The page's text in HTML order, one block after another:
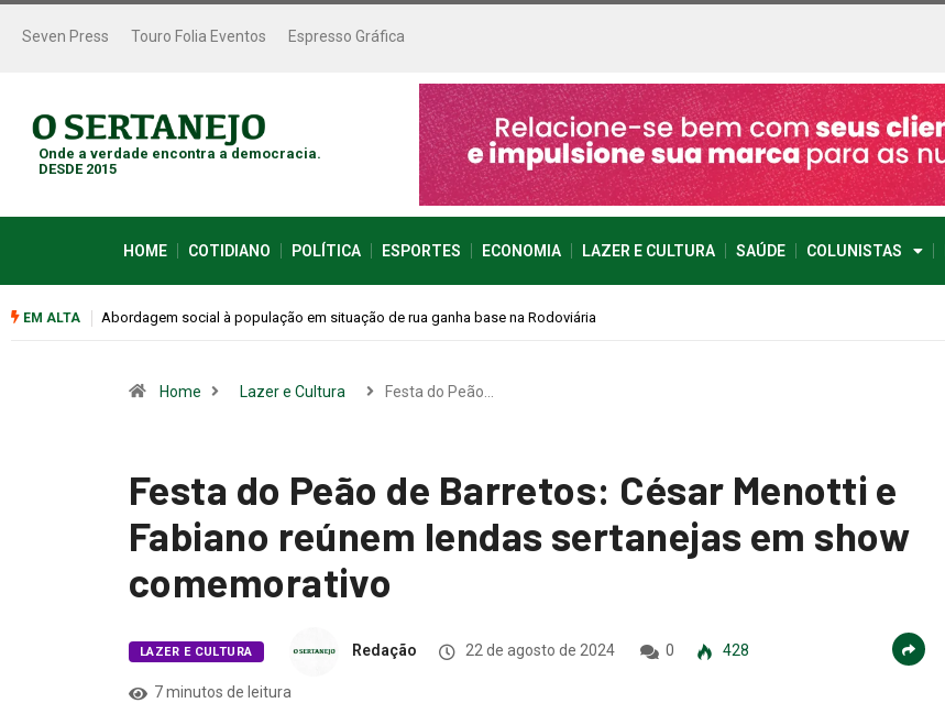
Seven Press Touro Folia Eventos Espresso Gráfica
Onde a verdade encontra a democracia.
DESDE 2015
HOME COTIDIANO POLÍTICA ESPORTES ECONOMIA LAZER E CULTURA SAÚDE COLUNISTAS
EM ALTA Cemitérios terão horário especial e missas no Dia dos Pais
Home Lazer e Cultura Festa do Peão…
Festa do Peão de Barretos: César Menotti e
Fabiano reúnem lendas sertanejas em show
comemorativo
LAZER E CULTURA Redação 22 de agosto de 2024 0 428
7 minutos de leitura